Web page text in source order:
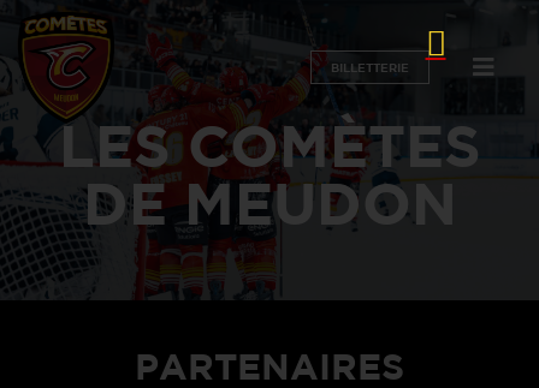
BILLETTERIE
LES COMÈTES
DE MEUDON
PARTENAIRES